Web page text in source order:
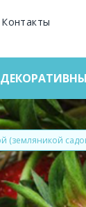
Контакты
(земляникой